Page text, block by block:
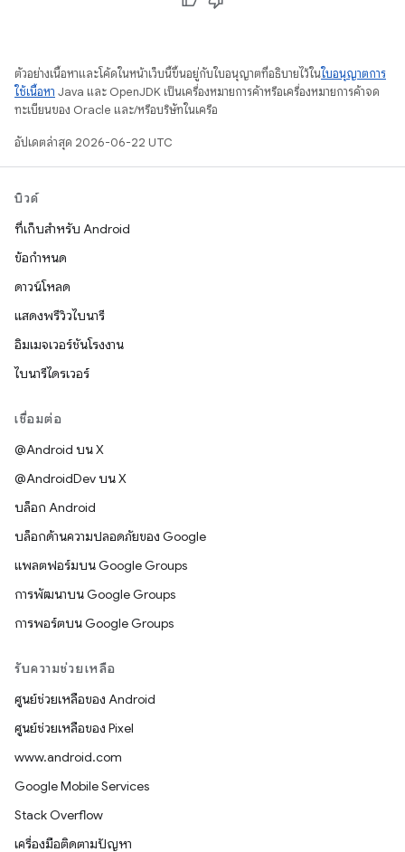
ตัวอย่างเนื้อหาและโค้ดในหน้าเว็บนี้ขึ้นอยู่กับใบอนุญาตที่อธิบายไว้ในใบอนุญาตการ
ใช้เนื้อหา Java และ OpenJDK เป็นเครื่องหมายการค้าหรือเครื่องหมายการค้าจด
ทะเบียนของ Oracle และ/หรือบริษัทในเครือ
อัปเดตล่าสุด 2026-06-22 UTC
บิวด์
ที่เก็บสำหรับ Android
ข้อกำหนด
ดาวน์โหลด
แสดงพรีวิวไบนารี
อิมเมจเวอร์ชันโรงงาน
ไบนารีไดรเวอร์
เชื่อมต่อ
@Android บน X
@AndroidDev บน X
บล็อก Android
บล็อกด้านความปลอดภัยของ Google
แพลตฟอร์มบน Google Groups
การพัฒนาบน Google Groups
การพอร์ตบน Google Groups
รับความช่วยเหลือ
ศูนย์ช่วยเหลือของ Android
ศูนย์ช่วยเหลือของ Pixel
www.android.com
Google Mobile Services
Stack Overflow
เครื่องมือติดตามปัญหา